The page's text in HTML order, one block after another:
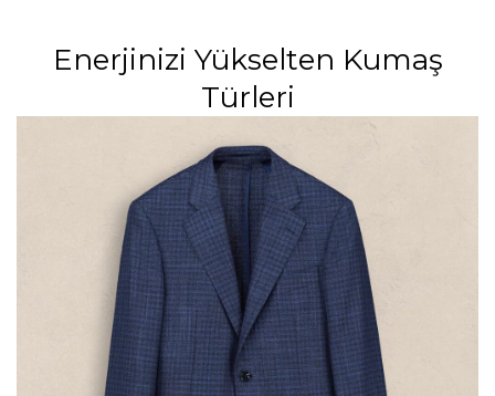
Enerjinizi Yükselten Kumaş
Türleri